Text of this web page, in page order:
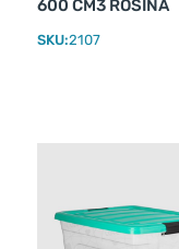
600 CM3 ROSINA
SKU:2107